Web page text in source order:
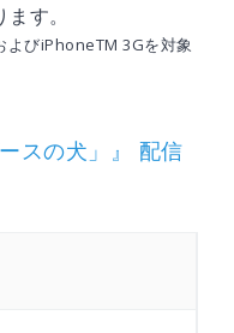
す。
びiPhoneTM 3Gを対象
スの犬」』 配信